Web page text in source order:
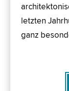
letzten
ganz